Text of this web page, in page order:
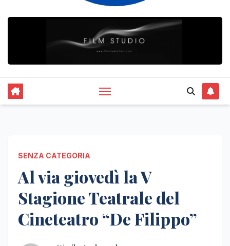
SENZA CATEGORIA
Al via giovedì la V
Stagione Teatrale del
Cineteatro “De Filippo”